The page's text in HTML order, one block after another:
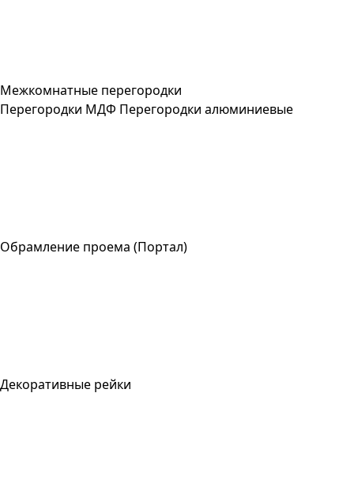
Межкомнатные перегородки
Перегородки МДФ Перегородки алюминиевые
Обрамление проема (Портал)
Декоративные рейки